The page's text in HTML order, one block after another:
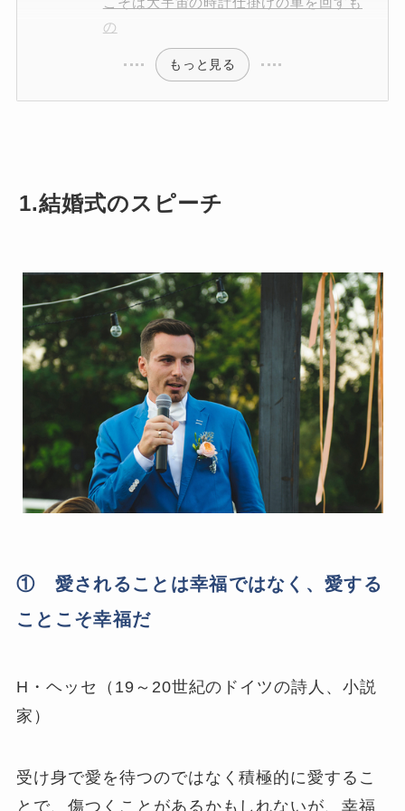
の
もっと見る
1.結婚式のスピーチ
① 愛されることは幸福ではなく、愛する
ことこそ幸福だ
H・ヘッセ（19～20世紀のドイツの詩人、小説
家）
受け身で愛を待つのではなく積極的に愛するこ
とで、傷つくことがあるかもしれないが、幸福